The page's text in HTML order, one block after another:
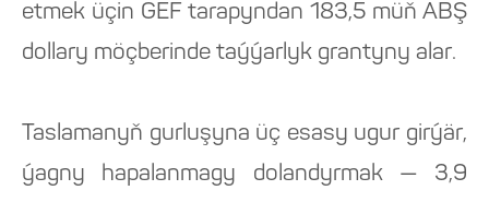
etmek üçin GEF tarapyndan 183,5 müň ABŞ
dollary möçberinde taýýarlyk grantyny alar.
Taslamanyň gurluşyna üç esasy ugur girýär,
ýagny hapalanmagy dolandyrmak — 3,9